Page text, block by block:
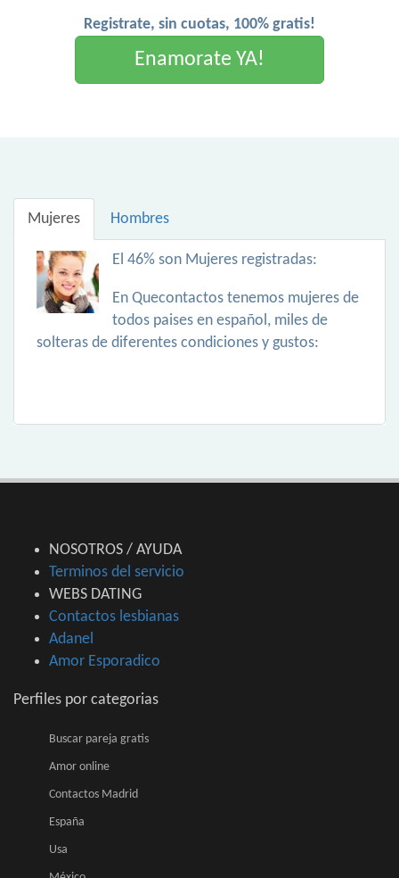
Registrate, sin cuotas, 100% gratis!
Enamorate YA!
Mujeres Hombres
El 46% son Mujeres registradas:
En Quecontactos tenemos mujeres de
todos paises en español, miles de
solteras de diferentes condiciones y gustos:
NOSOTROS / AYUDA
Terminos del servicio
WEBS DATING
Contactos lesbianas
Adanel
Amor Esporadico
Perfiles por categorias
Buscar pareja gratis
Amor online
Contactos Madrid
España
Usa